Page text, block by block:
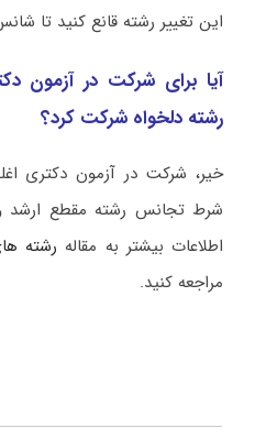
این تغییر رشته قانع کنید تا
رشته دلخواه شرکت کرد؟
خیر، شرکت در آزمون دکتری
شرط تجانس رشته مقطع
اطلاعات بیشتر به مقاله رشته
مراجعه کنید.